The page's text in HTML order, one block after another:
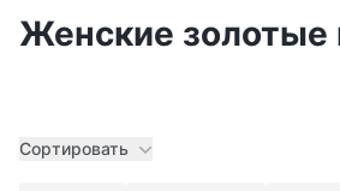
Женские золотые
Сортировать